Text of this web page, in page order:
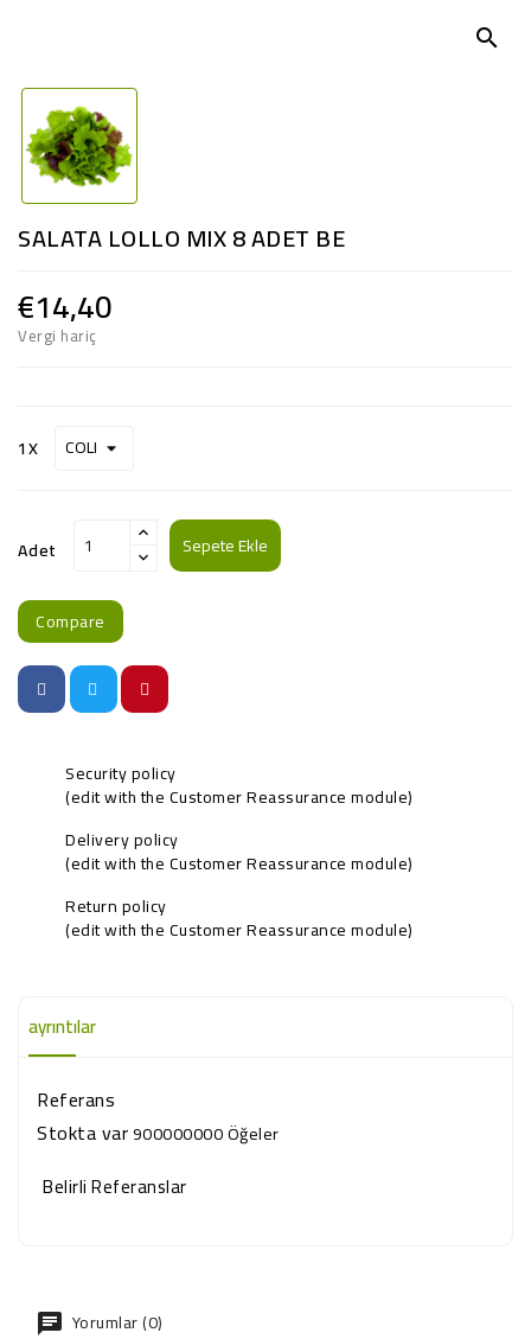
search
SALATA LOLLO MIX 8 ADET BE
€14,40
Vergi hariç
1X
Adet Sepete Ekle
Compare
Security policy
(edit with the Customer Reassurance module)
Delivery policy
(edit with the Customer Reassurance module)
Return policy
(edit with the Customer Reassurance module)
ayrıntılar
Referans
Stokta var900000000 Öğeler
Belirli Referanslar
Yorumlar (0)